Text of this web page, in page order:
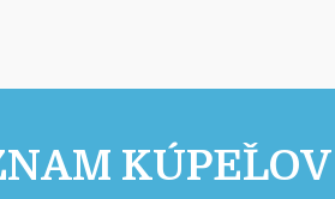
KÚPEĽOV